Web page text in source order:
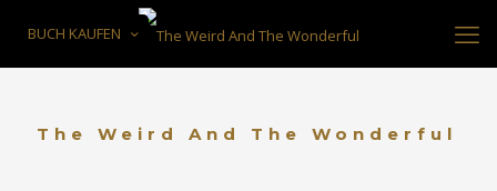
BUCH KAUFEN
The Weird And The Wonderful